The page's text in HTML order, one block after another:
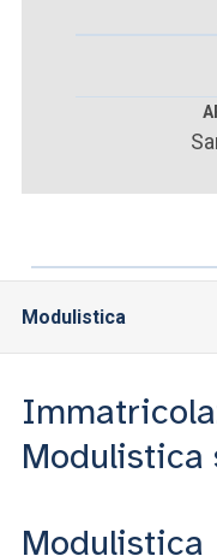
ACCEDI A
Modulistica
Modulistica
Modulistica